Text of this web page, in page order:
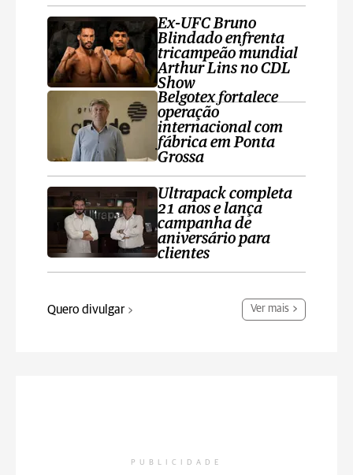
Ex-UFC Bruno
Blindado enfrenta
tricampeão mundial
Arthur Lins no CDL
Show
Belgotex fortalece
operação
internacional com
fábrica em Ponta
Grossa
Ultrapack completa
21 anos e lança
campanha de
aniversário para
clientes
Quero divulgar Ver mais
PUBLICIDADE